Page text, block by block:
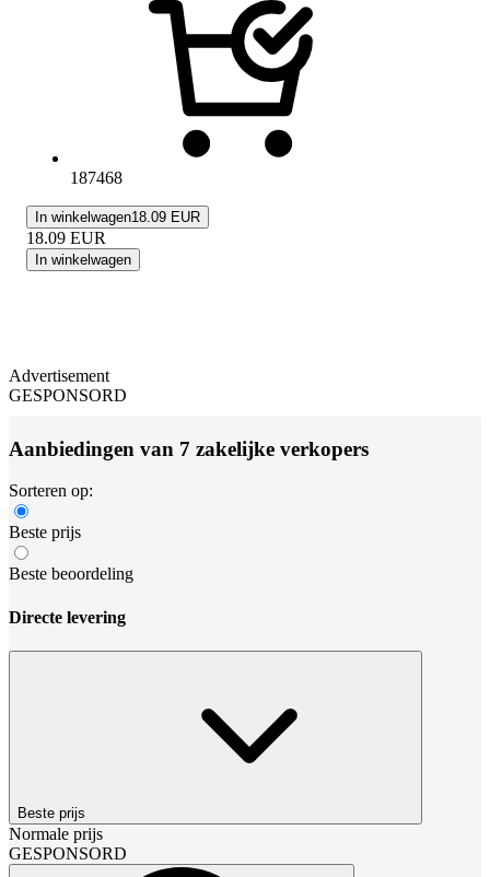
187468
In winkelwagen18.09 EUR
18.09 EUR
In winkelwagen
Advertisement
GESPONSORD
Aanbiedingen van 7 zakelijke verkopers
Sorteren op:
Beste prijs
Beste beoordeling
Directe levering
Beste prijs
Normale prijs
GESPONSORD